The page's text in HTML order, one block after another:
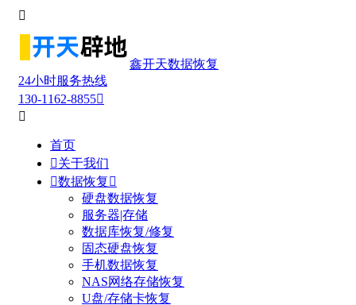

鑫开天数据恢复
24小时服务热线
130-1162-8855

首页
关于我们
数据恢复 
硬盘数据恢复
服务器|存储
数据库恢复/修复
固态硬盘恢复
手机数据恢复
NAS网络存储恢复
U盘/存储卡恢复